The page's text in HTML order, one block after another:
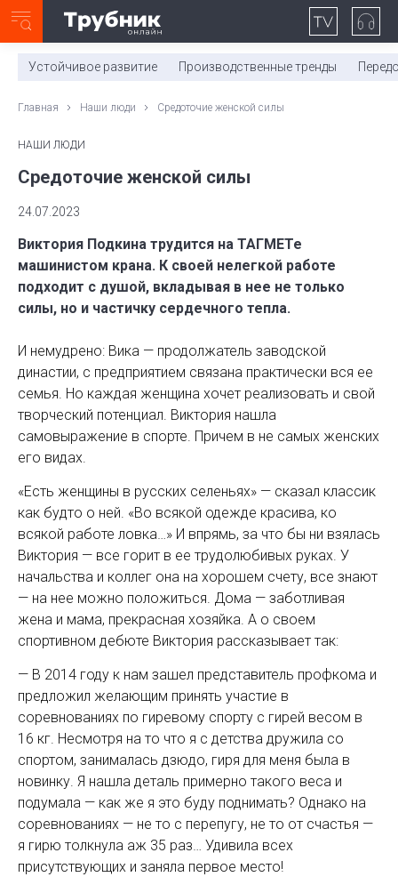
0:00/ 11:03
Устойчивое развитие Производственные тренды
Главная Наши люди Средоточие женской силы
НАШИ ЛЮДИ
Средоточие женской силы
24.07.2023
Виктория Подкина трудится на ТАГМЕТе
машинистом крана. К своей нелегкой ­работе
подходит с душой, вкладывая в нее не только
силы, но и частичку сердечного тепла.
И немудрено: Вика — продолжатель заводской
династии, с предприятием связана практи­чески вся ее
семья. Но каждая женщина хочет реализовать и свой
творческий потенциал. Виктория нашла
самовыражение в спорте. Причем в не самых женских
его видах.
«Есть женщины в русских селеньях» — сказал классик
как будто о ней. «Во всякой одежде красива, ко
всякой работе ловка…» И впрямь, за что бы ни взялась
Виктория — все горит в ее трудолюбивых руках. У
начальства и коллег она на хорошем счету, все знают
— на нее можно положиться. Дома — заботливая
жена и мама, прекрасная хозяйка. А о своем
спортивном дебюте Виктория рассказывает так:
— В 2014 году к нам зашел представитель профкома и
предложил желающим принять участие в
соревнованиях по гиревому спорту с гирей весом в
16 кг. Несмотря на то что я с детства дружила со
спортом, занималась дзюдо, гиря для меня была в
новинку. Я нашла деталь примерно такого веса и
подумала — как же я это буду поднимать? Однако на
соревнованиях — не то с перепугу, не то от счастья —
я гирю толкнула аж 35 раз… Удивила всех
присутствующих и заняла первое место!